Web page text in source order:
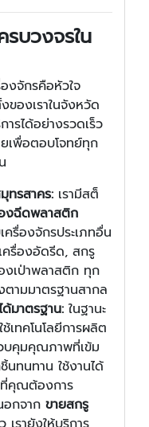
รบวงจรใน
องจักรคือหัวใจ
องเราในจังหวัด
ารได้อย่างรวดเร็ว
เพื่อตอบโจทย์ทุก
ทรสาคร: เรามีสต็
งฉีดพลาสติก
ครื่องจักรประเภทอื่น
ครื่องอัดรีด, สกรู
งเป่าพลาสติก ทุก
ามมาตรฐานสากล
มาตรฐาน: ในฐานะ
ช้เทคโนโลยีการผลิต
บคุมคุณภาพที่เข้ม
นทนทาน ใช้งานได้
ที่คุณต้องการ
อกจาก ขายสกรู